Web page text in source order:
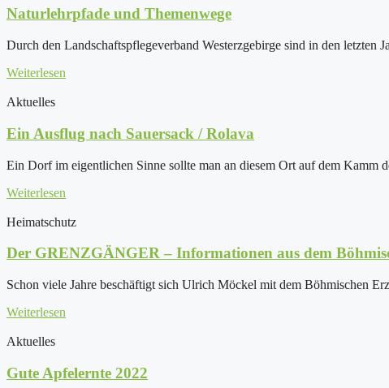
Naturlehrpfade und Themenwege
Durch den Landschaftspflegeverband Westerzgebirge sind in den letzten
Weiterlesen
Aktuelles
Ein Ausflug nach Sauersack / Rolava
Ein Dorf im eigentlichen Sinne sollte man an diesem Ort auf dem Kamm
Weiterlesen
Heimatschutz
Der GRENZGÄNGER – Informationen aus dem
Schon viele Jahre beschäftigt sich Ulrich Möckel mit dem Böhmischen
Weiterlesen
Aktuelles
Gute Apfelernte 2022